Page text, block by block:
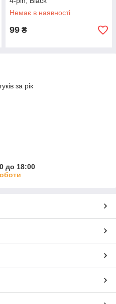
Немає в наявності
99 ₴
за рік
до 18:00